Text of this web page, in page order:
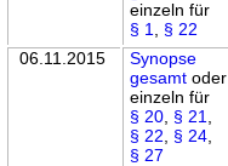
einzeln für
§ 1
§ 22
06.11.2015
Synopse
gesamt oder
einzeln für
§ 20 § 21
§ 22
§ 24
§ 27